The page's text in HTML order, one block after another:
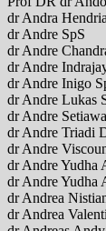
dr Andra
dr Andre SpS
dr Andre
dr Andre
dr Andre Inigo
dr Andre Lukas
dr Andre
dr Andre Triadi
dr Andre
dr Andre Yudha
dr Andre Yudha
dr Andrea
dr Andrea